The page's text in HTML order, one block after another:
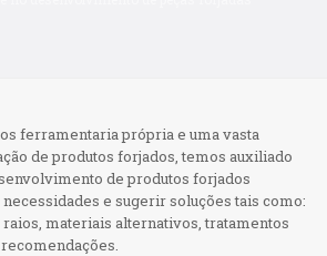
Olhais
Forjados
Ética
ferramentaria própria e uma vasta
de produtos forjados, temos auxiliado
de produtos forjados
e sugerir soluções tais como:
materiais alternativos, tratamentos